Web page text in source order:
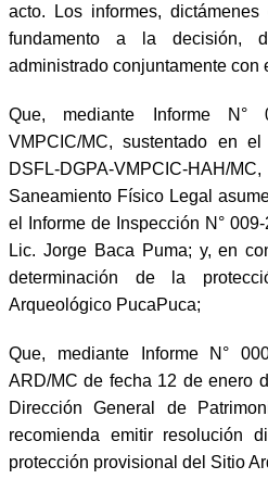
acto. Los informes,
fundamento a la decisión,
administrado conjuntamente con
Que, mediante Informe N°
VMPCIC/MC, sustentado en
DSFL-DGPA-VMPCIC-HAH/
Saneamiento Físico Legal
el Informe de Inspección N°
Lic. Jorge Baca Puma; y, en
determinación de la
Arqueológico PucaPuca;
Que, mediante Informe N°
ARD/MC de fecha 12 de enero
Dirección General de
recomienda emitir resolución
protección provisional del Sitio